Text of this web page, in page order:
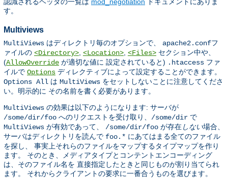
す。
Multiviews
MultiViews はディレクトリ毎のオプションで、 apache2.confフ
ァイルの <Directory> <Location> <Files> セクション中や、
(AllowOverride が適切な値に 設定されていると) .htaccess ファ
イルで Options ディレクティブによって設定することができます。
Options All は MultiViews をセットしないことに注意してくださ
い。明示的に その名前を書く必要があります。
MultiViews の効果は以下のようになります: サーバが
/some/dir/foo へのリクエストを受け取り、 /some/dir で
MultiViews が有効であって、 /some/dir/foo が存在しない場合、
サーバはディレクトリを読んで foo.* にあてはまる全てのファイル
を探し、 事実上それらのファイルをマップするタイプマップを作り
ます。 そのとき、メディアタイプとコンテントエンコーディング
は、そのファイル名を 直接指定したときと同じものが割り当てられ
ます。 それからクライアントの要求に一番合うものを選びます。